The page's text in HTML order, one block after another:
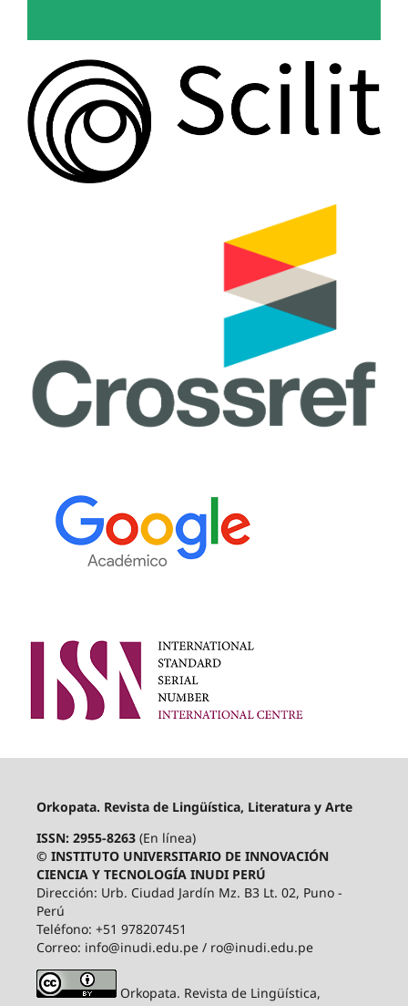
Orkopata. Revista de Lingüística, Literatura y Arte
ISSN: 2955-8263 (En línea)
© INSTITUTO UNIVERSITARIO DE INNOVACIÓN
CIENCIA Y TECNOLOGÍA INUDI PERÚ
Dirección: Urb. Ciudad Jardín Mz. B3 Lt. 02, Puno -
Perú
Teléfono: +51 978207451
Correo: info@inudi.edu.pe / ro@inudi.edu.pe
Orkopata. Revista de Lingüística,